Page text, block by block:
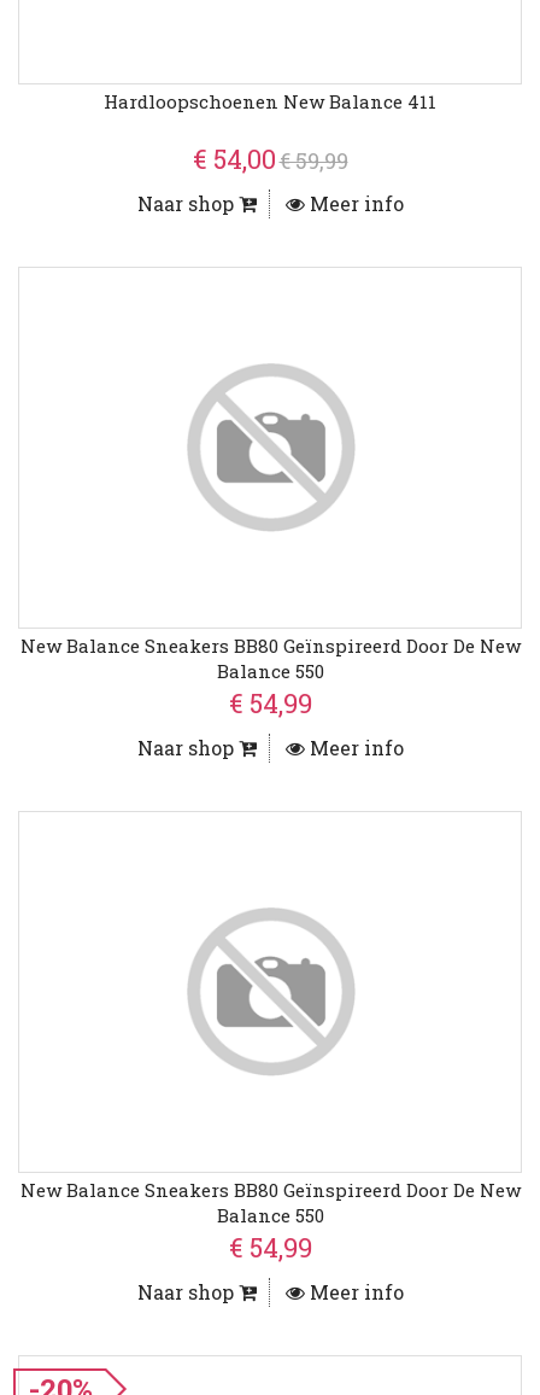
Hardloopschoenen New Balance 411
€ 54,00€ 59,99
Naar shop Meer info
New Balance Sneakers BB80 Geïnspireerd Door De New
Balance 550
€ 54,99
Naar shop Meer info
New Balance Sneakers BB80 Geïnspireerd Door De New
Balance 550
€ 54,99
Naar shop Meer info